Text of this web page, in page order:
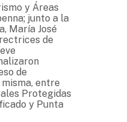
y Áreas
junto a la
María José
de
de
entre
Protegidas
y Punta